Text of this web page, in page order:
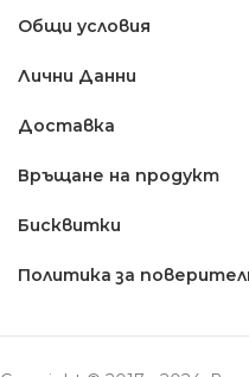
Общи условия
Лични Данни
Доставкa
Връщане на продукт
Бисквитки
Политика за